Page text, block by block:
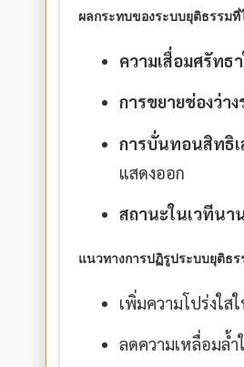
ผลกระทบของระบบยุติธรรมที่
ความเสื่อมศรัทธ
การขยายช่องว่า
การบั่นทอนสิทธิ
แสดงออก
สถานะในเวทีนา
แนวทางการปฏิรูประบบยุติธร
เพิ่มความโปร่งใ
ลดความเหลื่อมล้ำ